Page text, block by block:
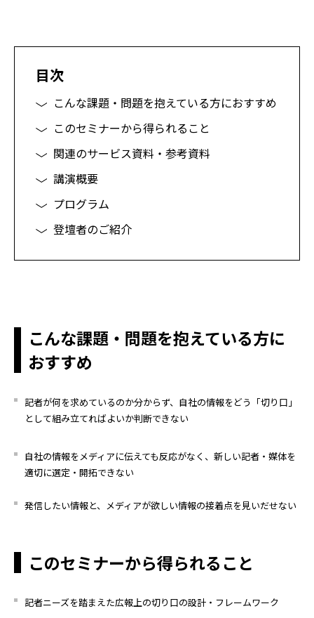
目次
こんな課題・問題を抱えている方におすすめ
このセミナーから得られること
関連のサービス資料・参考資料
講演概要
プログラム
登壇者のご紹介
こんな課題・問題を抱えている方に
おすすめ
記者が何を求めているのか分からず、自社の情報をどう「切り口」
として組み立てればよいか判断できない
自社の情報をメディアに伝えても反応がなく、新しい記者・媒体を
適切に選定・開拓できない
発信したい情報と、メディアが欲しい情報の接着点を見いだせない
このセミナーから得られること
記者ニーズを踏まえた広報上の切り口の設計・フレームワーク